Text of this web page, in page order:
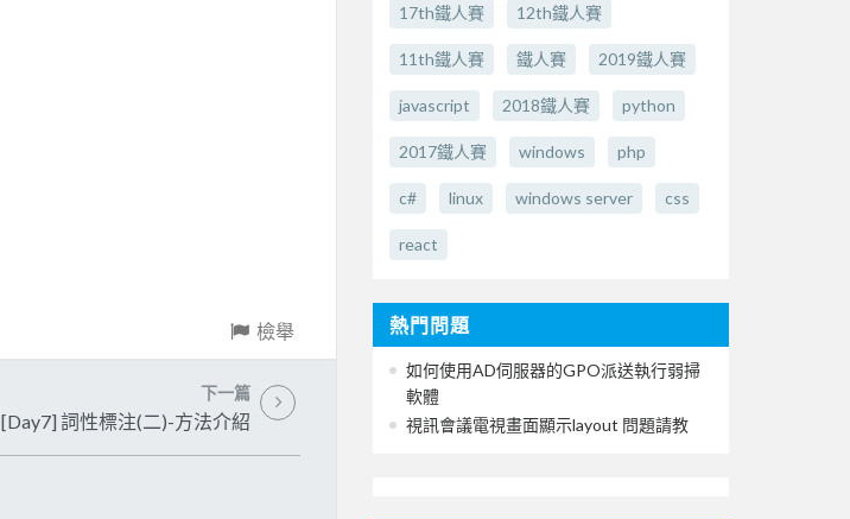
檢舉
下一篇
[Day7] 詞性標注(二)-方法介紹
17th鐵人賽 12th鐵人賽
11th鐵人賽 鐵人賽 2019鐵人賽
javascript 2018鐵人賽 python
2017鐵人賽 windows php
c# linux windows server css
react
熱門問題
如何使用AD伺服器的GPO派送執行弱掃
軟體
視訊會議電視畫面顯示layout 問題請教